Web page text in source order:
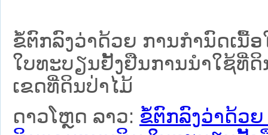
ຂໍ້ຕົກລົງວ່າດ້ວຍ ການກຳນົດເນື້
ໃບທະບຽນຢັ້ງຢືນການນຳໃຊ້ທີ່
ເຂດທີ່ດິນປ່າໄມ້
ດາວໂຫຼດ ລາວ: ຂໍ້ຕົກລົງວ່າດ້ວ